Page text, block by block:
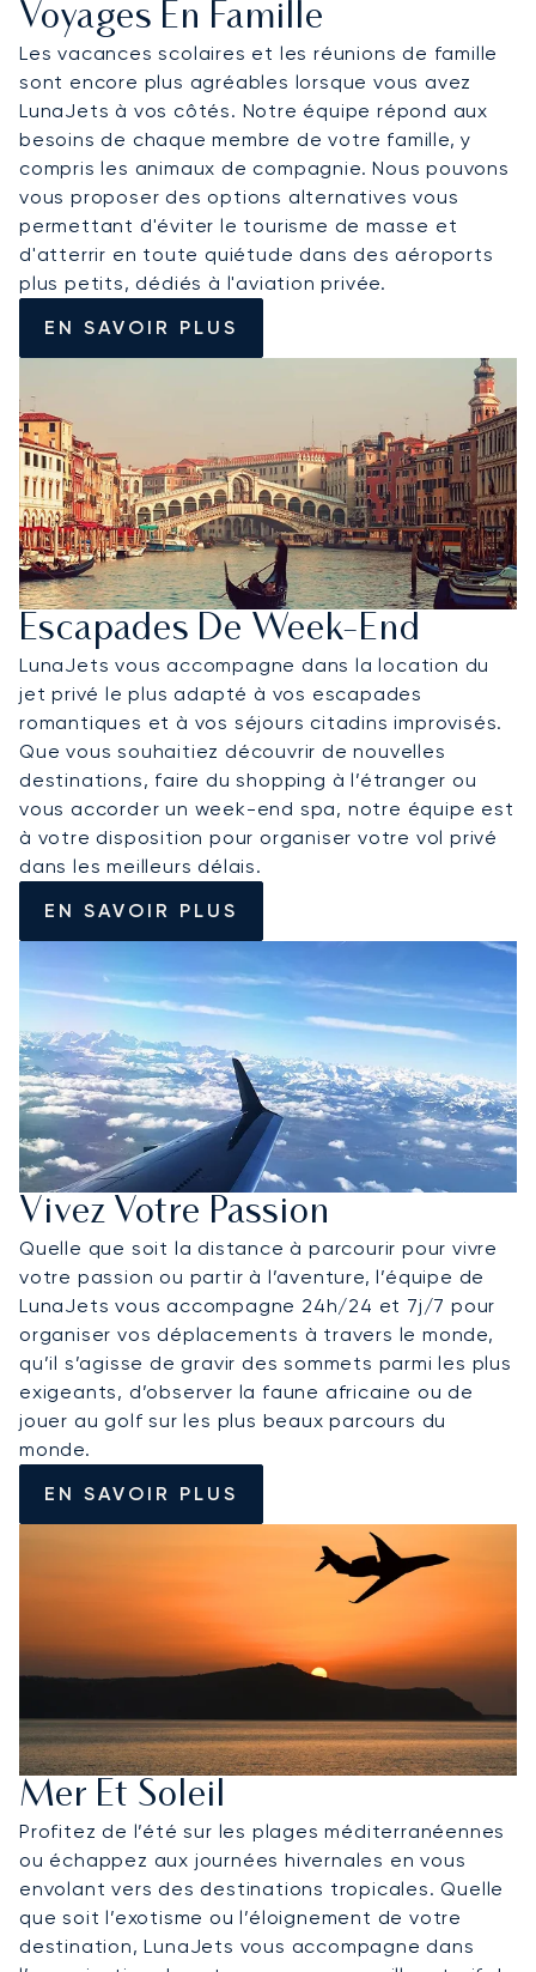
Voyages En Famille
Les vacances scolaires et les réunions de famille
sont encore plus agréables lorsque vous avez
LunaJets à vos côtés. Notre équipe répond aux
besoins de chaque membre de votre famille, y
compris les animaux de compagnie. Nous pouvons
vous proposer des options alternatives vous
permettant d'éviter le tourisme de masse et
d'atterrir en toute quiétude dans des aéroports
plus petits, dédiés à l'aviation privée.
EN SAVOIR PLUS
Escapades De Week-End
LunaJets vous accompagne dans la location du
jet privé le plus adapté à vos escapades
romantiques et à vos séjours citadins improvisés.
Que vous souhaitiez découvrir de nouvelles
destinations, faire du shopping à l’étranger ou
vous accorder un week-end spa, notre équipe est
à votre disposition pour organiser votre vol privé
dans les meilleurs délais.
EN SAVOIR PLUS
Vivez Votre Passion
Quelle que soit la distance à parcourir pour vivre
votre passion ou partir à l’aventure, l’équipe de
LunaJets vous accompagne 24h/24 et 7j/7 pour
organiser vos déplacements à travers le monde,
qu’il s’agisse de gravir des sommets parmi les plus
exigeants, d’observer la faune africaine ou de
jouer au golf sur les plus beaux parcours du
monde.
EN SAVOIR PLUS
Mer Et Soleil
Profitez de l’été sur les plages méditerranéennes
ou échappez aux journées hivernales en vous
envolant vers des destinations tropicales. Quelle
que soit l’exotisme ou l’éloignement de votre
destination, LunaJets vous accompagne dans